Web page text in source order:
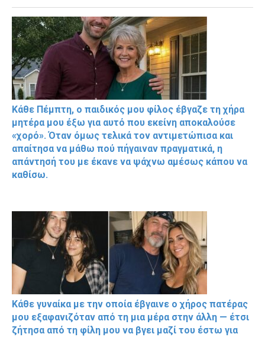
Κάθε Πέμπτη, ο παιδικός μου φίλος έβγαζε τη χήρα
μητέρα μου έξω για αυτό που εκείνη αποκαλούσε
«χορό». Όταν όμως τελικά τον αντιμετώπισα και
απαίτησα να μάθω πού πήγαιναν πραγματικά, η
απάντησή του με έκανε να ψάχνω αμέσως κάπου να
καθίσω.
Κάθε γυναίκα με την οποία έβγαινε ο χήρος πατέρας
μου εξαφανιζόταν από τη μια μέρα στην άλλη — έτσι
ζήτησα από τη φίλη μου να βγει μαζί του έστω για